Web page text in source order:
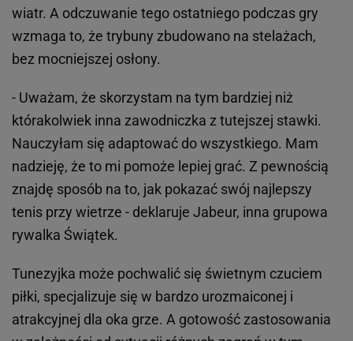
wiatr. A odczuwanie tego ostatniego podczas gry
wzmaga to, że trybuny zbudowano na stelażach,
bez mocniejszej osłony.
- Uważam, że skorzystam na tym bardziej niż
którakolwiek inna zawodniczka z tutejszej stawki.
Nauczyłam się adaptować do wszystkiego. Mam
nadzieję, że to mi pomoże lepiej grać. Z pewnością
znajdę sposób na to, jak pokazać swój najlepszy
tenis przy wietrze - deklaruje Jabeur, inna grupowa
rywalka Świątek.
Tunezyjka może pochwalić się świetnym czuciem
piłki, specjalizuje się w bardzo urozmaiconej i
atrakcyjnej dla oka grze. A gotowość zastosowania